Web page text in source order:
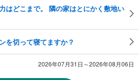
はどこまで。 隣の家はとにかく敷地い
を切って寝てますか？
2026年07月31日～2026年08月06日